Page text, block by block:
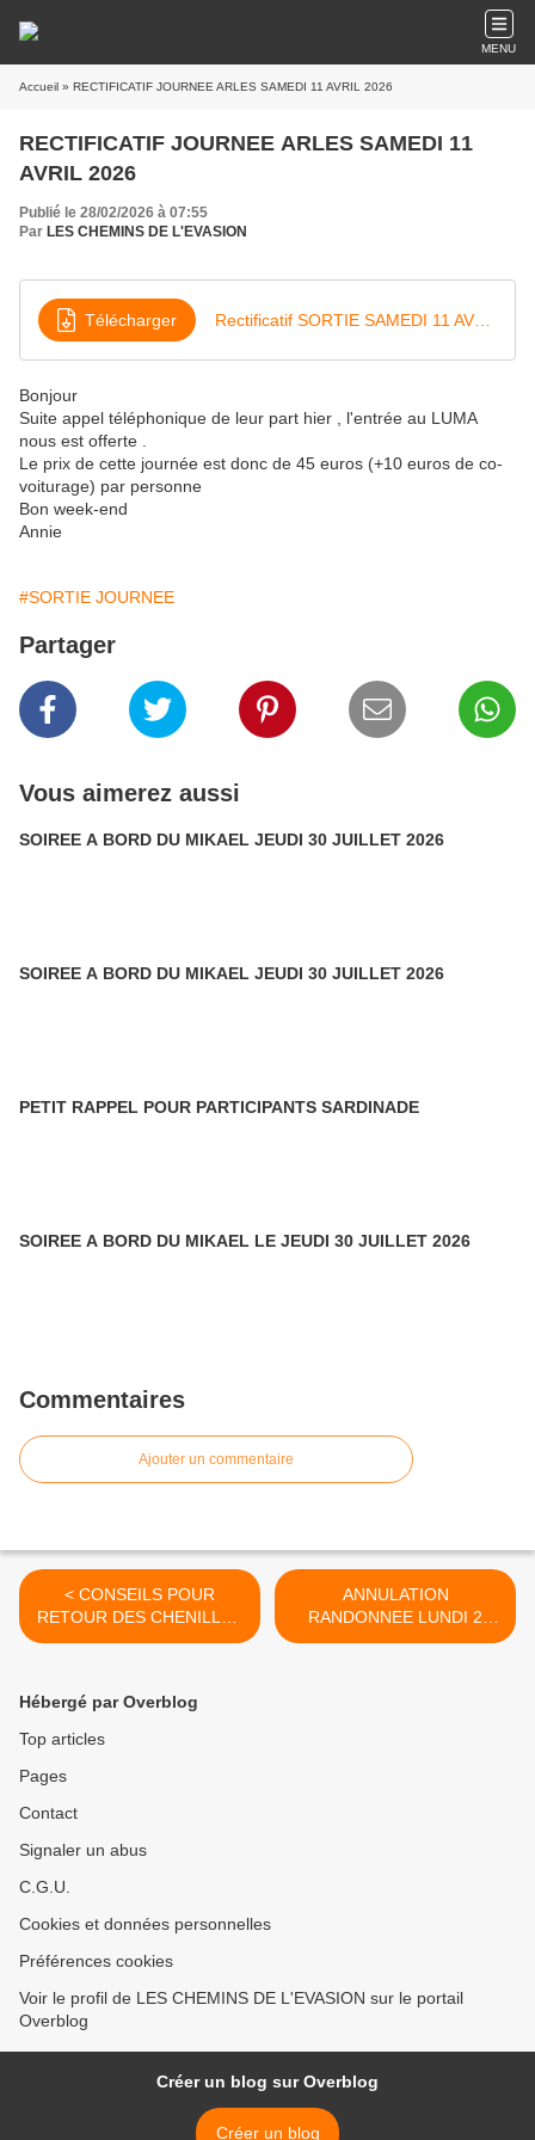
MENU
Accueil » RECTIFICATIF JOURNEE ARLES SAMEDI 11 AVRIL 2026
RECTIFICATIF JOURNEE ARLES SAMEDI 11
AVRIL 2026
Publié le 28/02/2026 à 07:55
Par LES CHEMINS DE L'EVASION
Télécharger Rectificatif SORTIE SAMEDI 11 AVRIL 2026 ARLES
Bonjour
Suite appel téléphonique de leur part hier , l'entrée au LUMA
nous est offerte .
Le prix de cette journée est donc de 45 euros (+10 euros de co-
voiturage) par personne
Bon week-end
Annie
#SORTIE JOURNEE
Partager
Vous aimerez aussi
SOIREE A BORD DU MIKAEL JEUDI 30 JUILLET 2026
SOIREE A BORD DU MIKAEL JEUDI 30 JUILLET 2026
PETIT RAPPEL POUR PARTICIPANTS SARDINADE
SOIREE A BORD DU MIKAEL LE JEUDI 30 JUILLET 2026
Commentaires
Ajouter un commentaire
< CONSEILS POUR
RETOUR DES CHENILLES
PROCESSIONNAIRES
ANNULATION
RANDONNEE LUNDI 2
MARS 2026 APRES MIDI >
Hébergé par Overblog
Top articles
Pages
Contact
Signaler un abus
C.G.U.
Cookies et données personnelles
Préférences cookies
Voir le profil de LES CHEMINS DE L'EVASION sur le portail
Overblog
Créer un blog sur Overblog
Créer un blog